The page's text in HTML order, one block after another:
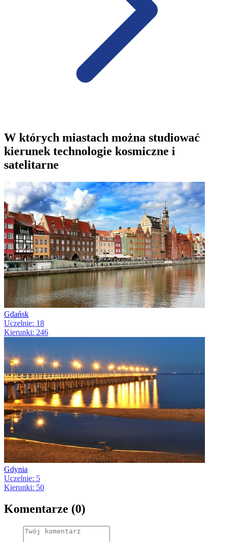
W których miastach można studiować
kierunek technologie kosmiczne i
satelitarne
Gdańsk
Uczelnie: 18
Kierunki: 246
Gdynia
Uczelnie: 5
Kierunki: 50
Komentarze (0)